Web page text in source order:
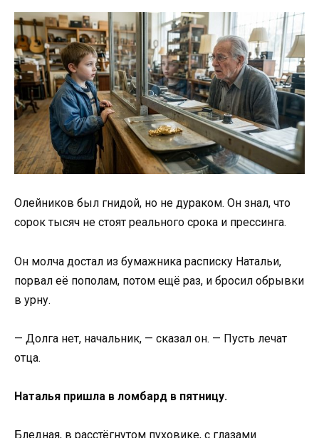
Олейников был гнидой, но не дураком. Он знал, что
сорок тысяч не стоят реального срока и прессинга.
Он молча достал из бумажника расписку Натальи,
порвал её пополам, потом ещё раз, и бросил обрывки
в урну.
— Долга нет, начальник, — сказал он. — Пусть лечат
отца.
Наталья пришла в ломбард в пятницу.
Бледная, в расстёгнутом пуховике, с глазами